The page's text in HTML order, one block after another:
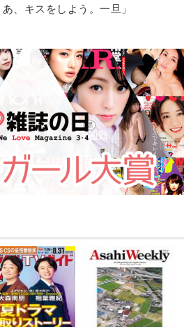
、キスをしよう。一旦」